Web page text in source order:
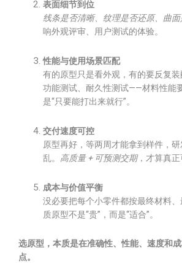
表面细节到位
线条是否清晰、纹理是否还原、曲
响外观评审、用户测试的体验。
性能与使用场景匹配
有的原型只是看外观，有的要反复
功能测试、耐久性测试——材料性能
是“只要能打出来就行”。
交付速度可控
原型再好，等两周才能拿到样件，
乱。 高质量 + 可预测交期，才算真正
成本与价值平衡
没必要把每个小零件都按最终材料
质原型不是“贵”，而是“适合”。
选原型，本质是在准确性、性能、速度和
点。